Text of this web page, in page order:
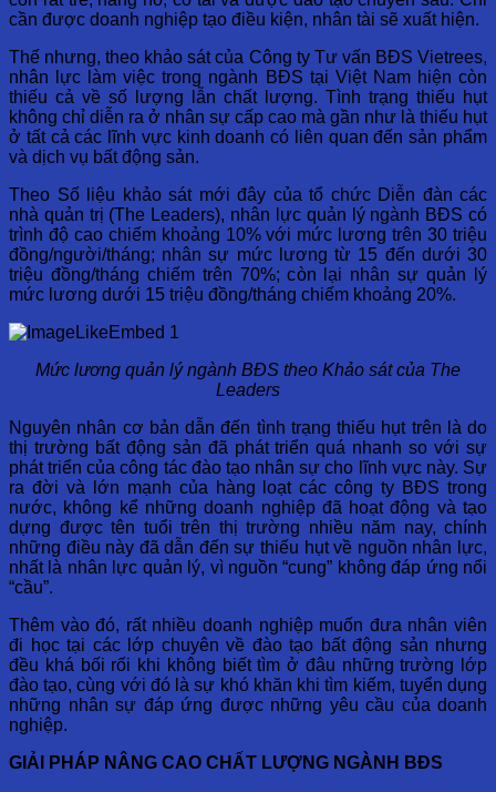
cần được doanh nghiệp tạo điều kiện, nhân tài sẽ xuất hiện.
Thế nhưng, theo khảo sát của Công ty Tư vấn BĐS Vietrees,
nhân lực làm việc trong ngành BĐS tại Việt Nam hiện còn
thiếu cả về số lượng lẫn chất lượng. Tình trạng thiếu hụt
không chỉ diễn ra ở nhân sự cấp cao mà gần như là thiếu hụt
ở tất cả các lĩnh vực kinh doanh có liên quan đến sản phẩm
và dịch vụ bất động sản.
Theo Số liệu khảo sát mới đây của tổ chức Diễn đàn các
nhà quản trị (The Leaders), nhân lực quản lý ngành BĐS có
trình độ cao chiếm khoảng 10% với mức lương trên 30 triệu
đồng/người/tháng; nhân sự mức lương từ 15 đến dưới 30
triệu đồng/tháng chiếm trên 70%; còn lại nhân sự quản lý
mức lương dưới 15 triệu đồng/tháng chiếm khoảng 20%.
Mức lương quản lý ngành BĐS theo Khảo sát của The
Leaders
Nguyên nhân cơ bản dẫn đến tình trạng thiếu hụt trên là do
thị trường bất động sản đã phát triển quá nhanh so với sự
phát triển của công tác đào tạo nhân sự cho lĩnh vực này. Sự
ra đời và lớn mạnh của hàng loạt các công ty BĐS trong
nước, không kể những doanh nghiệp đã hoạt động và tạo
dựng được tên tuổi trên thị trường nhiều năm nay, chính
những điều này đã dẫn đến sự thiếu hụt về nguồn nhân lực,
nhất là nhân lực quản lý, vì nguồn “cung” không đáp ứng nổi
“cầu”.
Thêm vào đó, rất nhiều doanh nghiệp muốn đưa nhân viên
đi học tại các lớp chuyên về đào tạo bất động sản nhưng
đều khá bối rối khi không biết tìm ở đâu những trường lớp
đào tạo, cùng với đó là sự khó khăn khi tìm kiếm, tuyển dụng
những nhân sự đáp ứng được những yêu cầu của doanh
nghiệp.
GIẢI PHÁP NÂNG CAO CHẤT LƯỢNG NGÀNH BĐS